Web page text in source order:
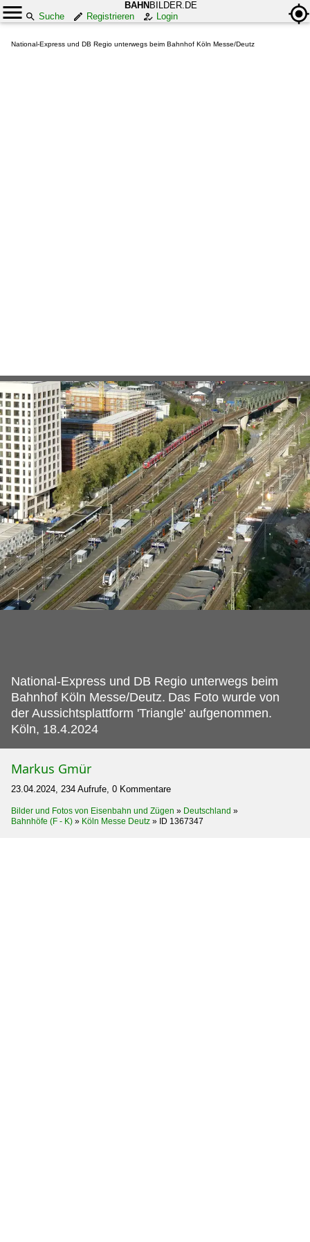
BAHN BILDER.DE
Suche
Registrieren Login
National-Express und DB Regio unterwegs beim Bahnhof Köln Messe/Deutz
National-Express und DB Regio unterwegs beim
Bahnhof Köln Messe/Deutz. Das Foto wurde von
der Aussichtsplattform 'Triangle' aufgenommen.
Köln, 18.4.2024
Markus Gmür
23.04.2024, 234 Aufrufe, 0 Kommentare
Bilder und Fotos von Eisenbahn und Zügen » Deutschland »
Bahnhöfe (F - K) » Köln Messe Deutz » ID 1367347